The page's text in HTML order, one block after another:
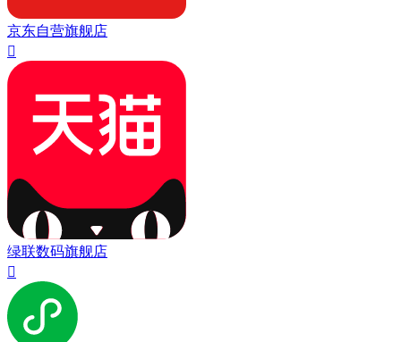
京东自营旗舰店

绿联数码旗舰店
